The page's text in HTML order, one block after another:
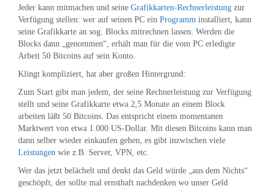
Jeder kann mitmachen und seine Grafikkarten-Rechnerleistung zur
Verfügung stellen: wer auf seinen PC ein Programm installiert, kann
seine Grafikkarte an sog. Blocks mitrechnen lassen. Werden die
Blocks dann „genommen“, erhält man für die vom PC erledigte
Arbeit 50 Bitcoins auf sein Konto.
Klingt kompliziert, hat aber großen Hintergrund:
Zum Start gibt man jedem, der seine Rechnerleistung zur Verfügung
stellt und seine Grafikkarte etwa 2,5 Monate an einem Block
arbeiten läßt 50 Bitcoins. Das entspricht einem momentanen
Marktwert von etwa 1.000 US-Dollar. Mit diesen Bitcoins kann man
dann selber wieder einkaufen gehen, es gibt inzwischen viele
Leistungen wie z.B. Server, VPN, etc.
Wer das jetzt belächelt und denkt das Geld würde „aus dem Nichts“
geschöpft, der sollte mal ernsthaft nachdenken wo unser Geld